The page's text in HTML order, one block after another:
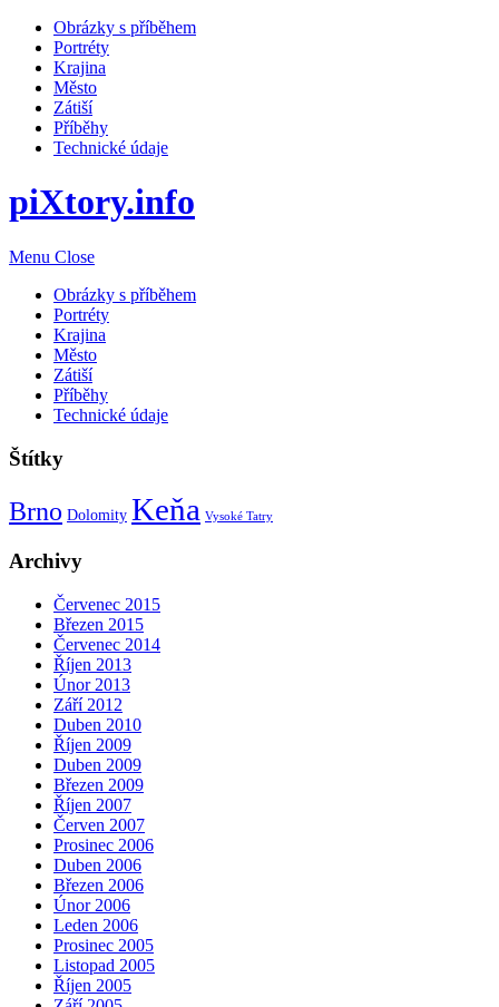
Obrázky s příběhem
Portréty
Krajina
Město
Zátiší
Příběhy
Technické údaje
piXtory.info
Menu Close
Obrázky s příběhem
Portréty
Krajina
Město
Zátiší
Příběhy
Technické údaje
Štítky
Brno Dolomity Keňa Vysoké Tatry
Archivy
Červenec 2015
Březen 2015
Červenec 2014
Říjen 2013
Únor 2013
Září 2012
Duben 2010
Říjen 2009
Duben 2009
Březen 2009
Říjen 2007
Červen 2007
Prosinec 2006
Duben 2006
Březen 2006
Únor 2006
Leden 2006
Prosinec 2005
Listopad 2005
Říjen 2005